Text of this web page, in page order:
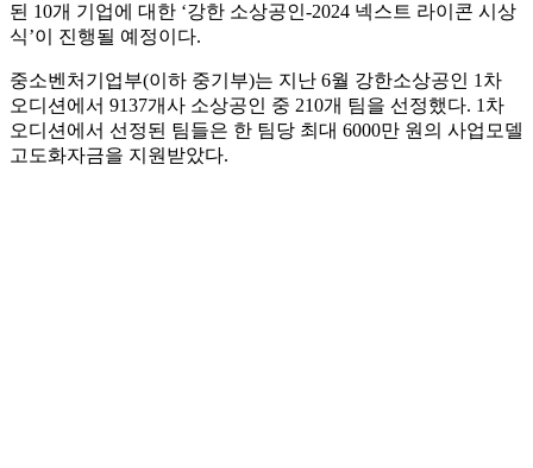
된 10개 기업에 대한 ‘강한 소상공인-2024 넥스트 라이콘 시상
식’이 진행될 예정이다.
중소벤처기업부(이하 중기부)는 지난 6월 강한소상공인 1차
오디션에서 9137개사 소상공인 중 210개 팀을 선정했다. 1차
오디션에서 선정된 팀들은 한 팀당 최대 6000만 원의 사업모델
고도화자금을 지원받았다.